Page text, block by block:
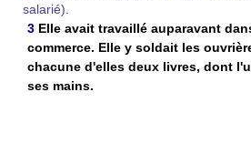
salarié).
3 Elle avait travaillé auparavant
commerce. Elle y soldait les
chacune d'elles deux livres, dont
ses mains.